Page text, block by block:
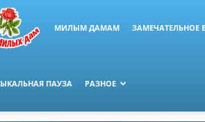
МИЛЫМ ДАМАМ ЗАМЕЧАТЕЛЬНОЕ
ПАУЗА РАЗНОЕ